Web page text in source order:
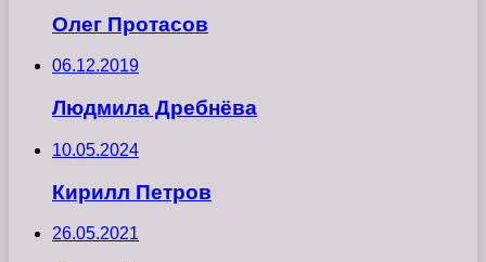
Олег Протасов
06.12.2019
Людмила Дребнёва
10.05.2024
Кирилл Петров
26.05.2021